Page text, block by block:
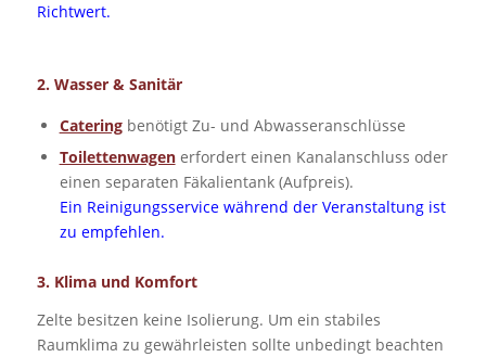
Richtwert.
2. Wasser & Sanitär
Cateringbenötigt Zu- und Abwasseranschlüsse
Toilettenwagenerfordert einen Kanalanschluss oder
einen separaten Fäkalientank (Aufpreis).
Ein Reinigungsservice während der Veranstaltung ist
zu empfehlen.
3. Klima und Komfort
Zelte besitzen keine Isolierung. Um ein stabiles
Raumklima zu gewährleisten sollte unbedingt beachten